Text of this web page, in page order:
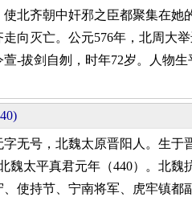
使北齐朝中奸邪之臣都聚集在她
走向灭亡。公元576年，北周大
-拔剑自刎，时年72岁。人物生
号，北魏太原晋阳人。生于
魏太平真君元年（440）。北魏
使持节、宁南将军、虎牢镇都